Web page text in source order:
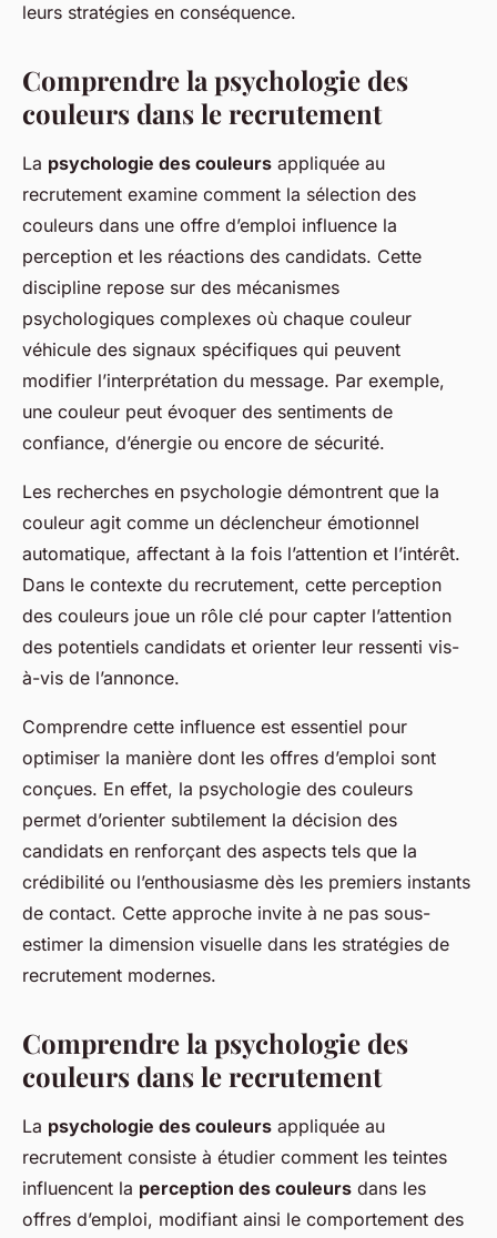
leurs stratégies en conséquence.
Comprendre la psychologie des
couleurs dans le recrutement
La psychologie des couleurs appliquée au
recrutement examine comment la sélection des
couleurs dans une offre d’emploi influence la
perception et les réactions des candidats. Cette
discipline repose sur des mécanismes
psychologiques complexes où chaque couleur
véhicule des signaux spécifiques qui peuvent
modifier l’interprétation du message. Par exemple,
une couleur peut évoquer des sentiments de
confiance, d’énergie ou encore de sécurité.
Les recherches en psychologie démontrent que la
couleur agit comme un déclencheur émotionnel
automatique, affectant à la fois l’attention et l’intérêt.
Dans le contexte du recrutement, cette perception
des couleurs joue un rôle clé pour capter l’attention
des potentiels candidats et orienter leur ressenti vis-
à-vis de l’annonce.
Comprendre cette influence est essentiel pour
optimiser la manière dont les offres d’emploi sont
conçues. En effet, la psychologie des couleurs
permet d’orienter subtilement la décision des
candidats en renforçant des aspects tels que la
crédibilité ou l’enthousiasme dès les premiers instants
de contact. Cette approche invite à ne pas sous-
estimer la dimension visuelle dans les stratégies de
recrutement modernes.
Comprendre la psychologie des
couleurs dans le recrutement
La psychologie des couleurs appliquée au
recrutement consiste à étudier comment les teintes
influencent la perception des couleurs dans les
offres d’emploi, modifiant ainsi le comportement des